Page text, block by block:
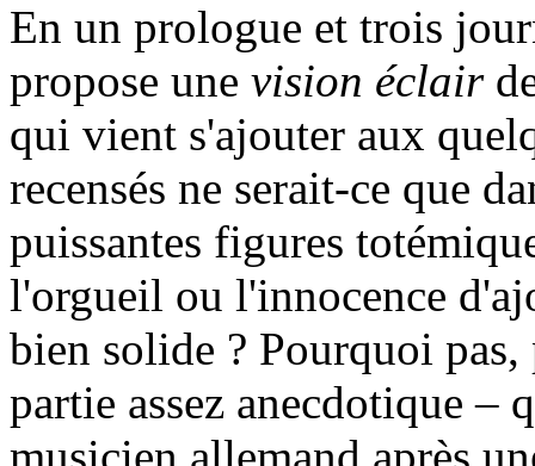
En un prologue et trois
propose une vision éclair
qui vient s'ajouter aux
recensés ne serait-ce que
puissantes figures
l'orgueil ou l'innocence
bien solide ? Pourquoi
partie assez anecdotique –